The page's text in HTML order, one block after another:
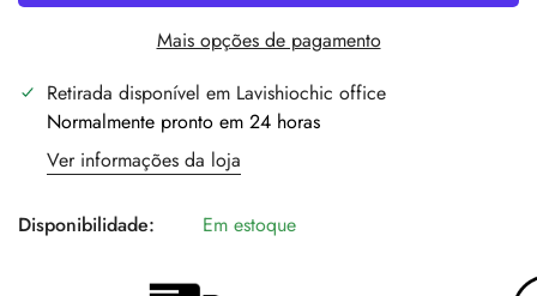
Mais opções de pagamento
Retirada disponível em Lavishiochic office
Normalmente pronto em 24 horas
Ver informações da loja
Disponibilidade: Em estoque